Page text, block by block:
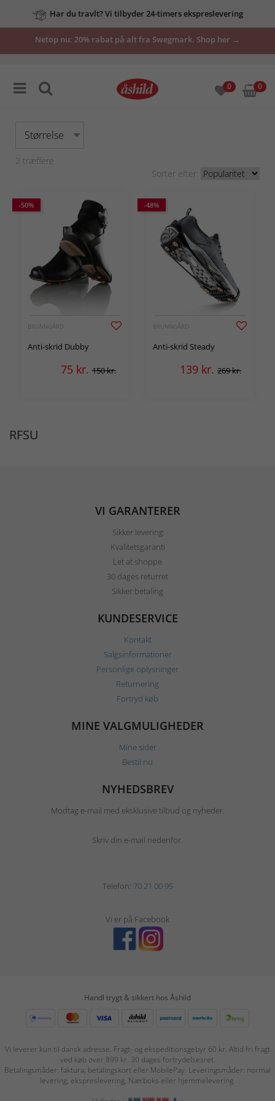
Har du travlt? Vi tilbyder 24-timers ekspreslevering
Netop nu: 20% rabat på alt fra Swegmark. Shop her →
0 0
Størrelse
2 træffere
Sorter efter:
-50%
BRUNNGÅRD
Anti-skrid Dubby
75 kr. 150 kr.
-48%
BRUNNGÅRD
Anti-skrid Steady
139 kr. 269 kr.
RFSU
VI GARANTERER
Sikker levering
Kvalitetsgaranti
Let at shoppe
30 dages returret
Sikker betaling
KUNDESERVICE
Kontakt
Salgsinformationer
Personlige oplysninger
Returnering
Fortryd køb
MINE VALGMULIGHEDER
Mine sider
Bestil nu
NYHEDSBREV
Modtag e-mail med eksklusive tilbud og nyheder.
Skriv din e-mail nedenfor.
Telefon: 70 21 00 95
Vi er på Facebook
Handl trygt & sikkert hos Åshild
Vi leverer kun til dansk adresse. Fragt- og ekspeditionsgebyr 60 kr. Altid fri fragt
ved køb over 899 kr. 30 dages fortrydelsesret.
Betalingsmåder: faktura, betalingskort eller MobilePay. Leveringsmåder: normal
levering, ekspreslevering, Nærboks eller hjemmelevering.